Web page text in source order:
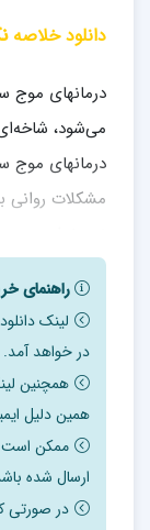
دانلود خلاصه
درمانهای موج
می‌شود،
درمانهای موج
مشکلات روانی
بدنی را تجربه
به همین
ناخوشایند
آن می‌کنند.
سرعت
انواع
داروی
راهنمای
لینک
در خواهد آمد.
همچنین
همین دلیل
ارسال شده
در صورتی